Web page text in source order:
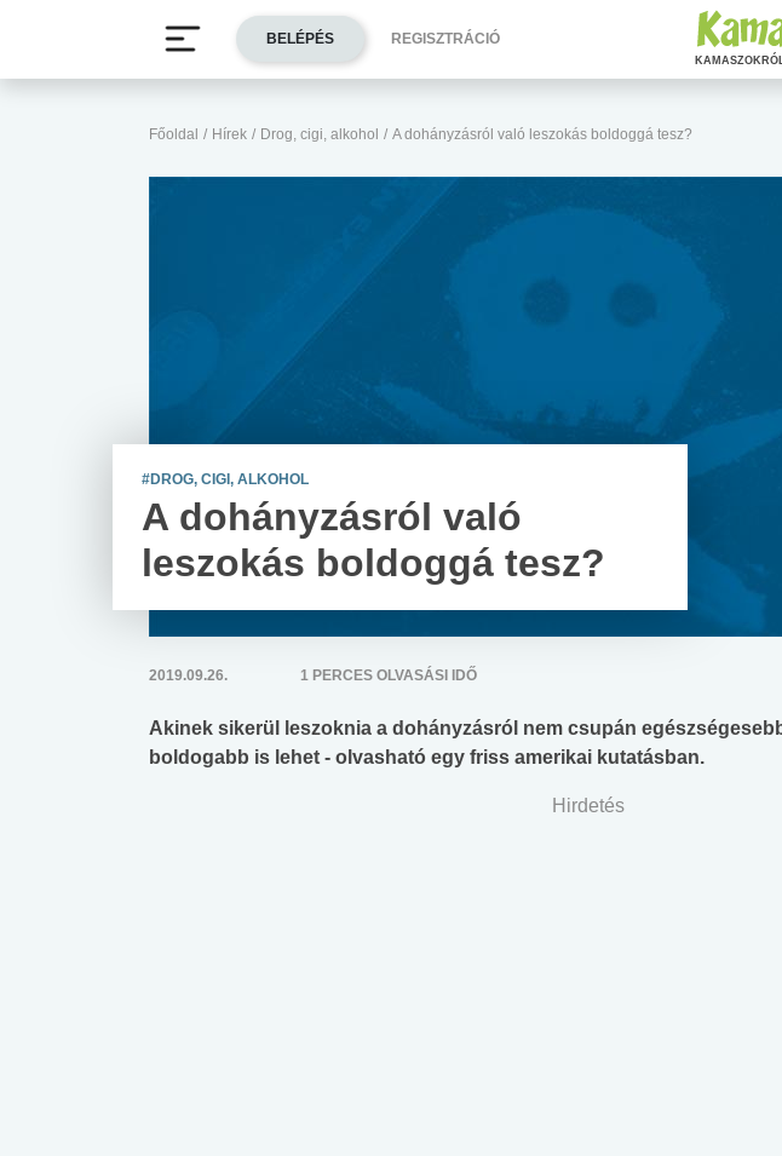
Főoldal / Hírek / Drog, cigi, alkohol / A dohányzásról való leszokás boldoggá tesz?
#DROG, CIGI, ALKOHOL
A dohányzásról való
leszokás boldoggá tesz?
2019.09.26. 1 PERCES OLVASÁSI IDŐ
Akinek sikerül leszoknia a dohányzásról nem csupán
boldogabb is lehet - olvasható egy friss amerikai kutatásban.
Hirdetés
BELÉPÉS REGISZTRÁCIÓ